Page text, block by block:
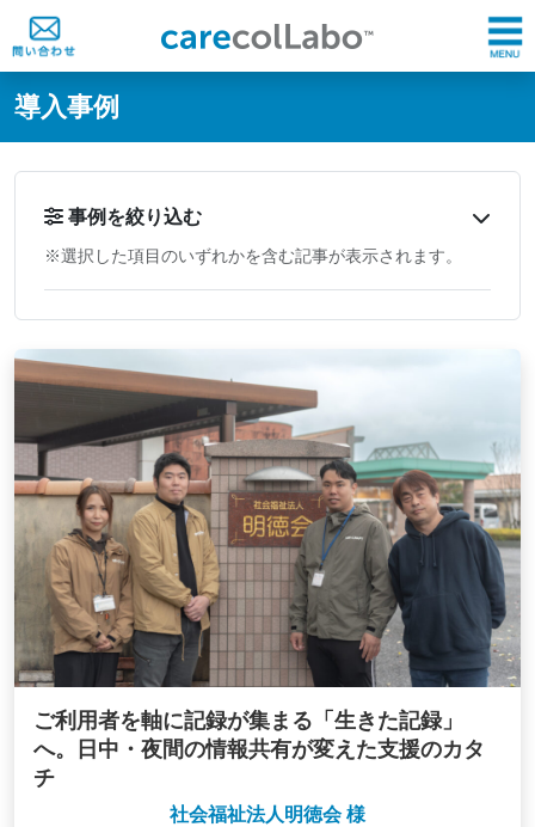
@ -0,0 +1,60 @@
導入事例
事例を絞り込む
※選択した項目のいずれかを含む記事が表示されます。
ご利用者を軸に記録が集まる「生きた記録」
へ。日中・夜間の情報共有が変えた支援のカタ
チ
社会福祉法人明徳会 様